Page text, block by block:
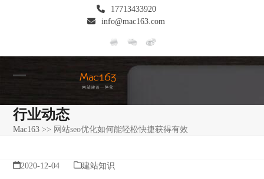
17713433920
info@mac163.com
mobile
menu
mobile
menu
行业动态
Mac163 >> 网站seo优化如何能轻松快捷获得有效
2020-12-04 建站知识